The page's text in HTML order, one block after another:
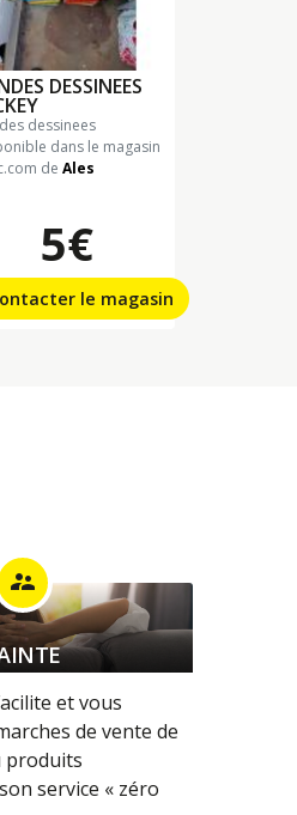
DESSINEES
dessinees
dans le magasin
de Ales
5€
le magasin
supervisor_account
et vous
de vente de
produits
service « zéro